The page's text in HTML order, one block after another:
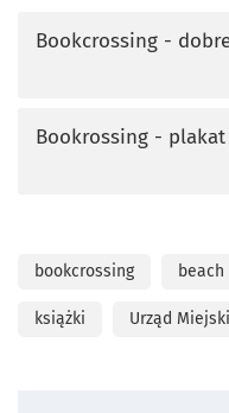
Bookcrossing -
Bookrossing -
bookcrossing beach
książki Urząd